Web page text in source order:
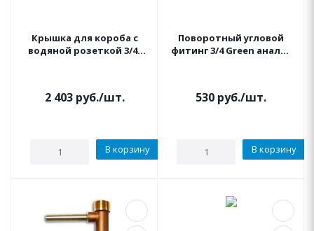
Крышка для короба с
водяной розеткой 3/4"
2 403руб./шт.
В корзину
Поворотный угловой
фитинг 3/4 Green аналог
530 руб./шт.
В корзину